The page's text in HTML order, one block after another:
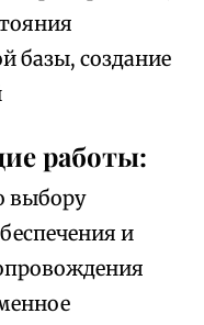
базы, создание
работы:
выбору
и